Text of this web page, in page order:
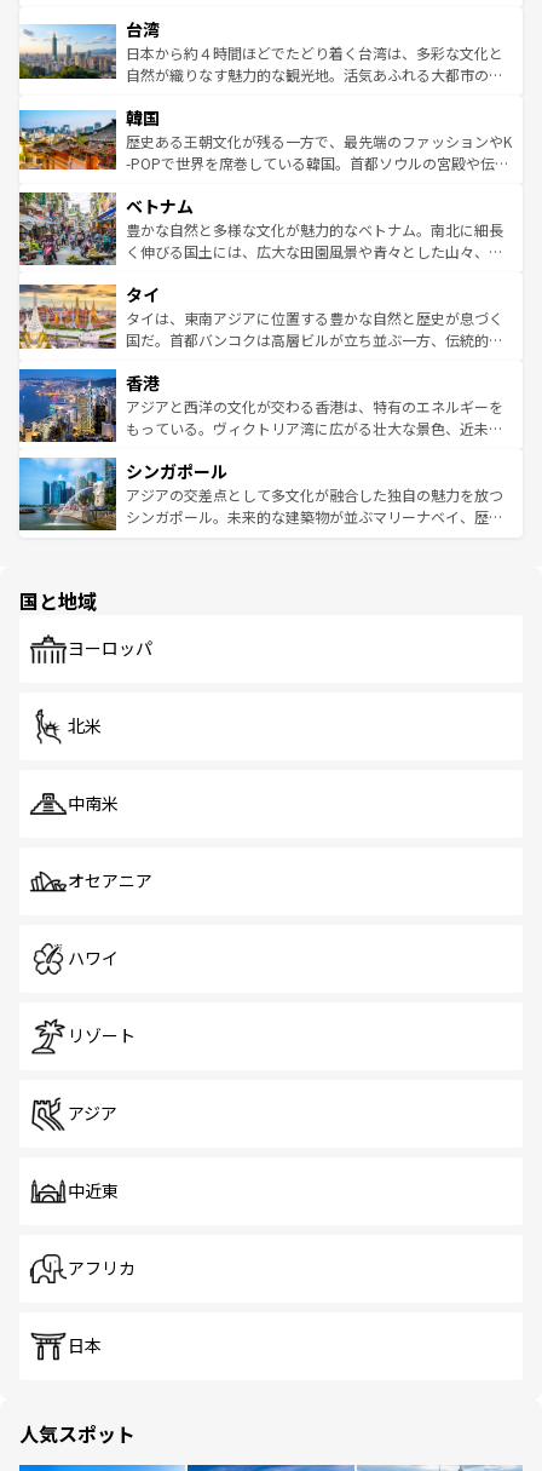
情報は
人々、おいしいローカルフードやハワイアンミュージッ
ク、伝統的なフラダンスなど、すべてがハワイの魅力を彩
っている。訪れるたびに新しい発見と感動が待っているハ
はコンテンツ一覧
リアリーフや大陸中央部にそびえるウルル（エアーズロッ
ク）、タスマニアの美しい原生林やケアンズの熱帯雨林な
ど、見どころがたくさん。また、カフェやワイン、オージ
いる。アクティビティも充実しており、サーフィンやダイ
ビング、ハイキングなど、アウトドア好きにはたまらな
い。オーストラリアの多彩な魅力を存分に味わいつくそ
参照してほしい。
台湾
日本から約４時間ほどでたどり着く台湾は、多彩な文化と
自然が織りなす魅力的な観光地。活気あふれる大都市の台
ン）、静ひつな山岳地帯である台湾東部など、都市の喧騒
と山間の静けさが共存しており、訪れる人に新しい発見と
驚きをもたらしてくれる。また、奥深い台湾の食文化も魅
容にもいいと評判のスイーツなど、バラエティ豊かな料理
が味わえる。 なお、新着の台湾情報は コンテンツ一覧を参
照してほしい。
韓国
歴史ある王朝文化が残る一方で、最先端のファッションやK
-POPで世界を席巻している韓国。首都ソウルの宮殿や伝統
き、地方に足を延ばせば四季折々の自然美を楽しむことが
できる。そして、キムチや焼肉、絶品のストリートフード
まで、さまざまな韓国料理が待っている。夜には、韓国な
リティに包まれながら、韓国の多彩な魅力を心ゆくまで味
わってみてほしい。 なお、新着の韓国情報はコンテンツ一
覧を参照してほしい。
ベトナム
豊かな自然と多様な文化が魅力的なベトナム。南北に細長
く伸びる国土には、広大な田園風景や青々とした山々、世
急速な発展と共に伝統が息づく。ハノイの古い町並みやホ
ーチミン市のフランス統治時代の建物も、独特の雰囲気を
醸し出している。また、バラエティの豊かさとおいしさで
とつ。フォーやバインミー、ベトナムコーヒーなどは、ぜ
ひ現地で味わいたい。どの地域を訪れてもあたたかい人々
が旅行者を迎えてくれるので、きっと忘れられない旅にな
参照してほしい。
タイ
タイは、東南アジアに位置する豊かな自然と歴史が息づく
国だ。首都バンコクは高層ビルが立ち並ぶ一方、伝統的な
の活気が交差している。北部ではチェンマイなどの山岳地
帯で自然と触れ合い、南部ではプーケットやクラビの美し
いビーチでリゾート気分を楽しむことができる。タイ料理
激する。気候は一年中温暖で、どの季節にも異なる楽しみ
が待っている。親しみやすいタイの人々、仏教を中心とし
た文化、そして多様な観光資源が、訪れる旅人を魅了し続
香港
アジアと西洋の文化が交わる香港は、特有のエネルギーを
もっている。ヴィクトリア湾に広がる壮大な景色、近未来
み、どこを訪れても感動するはず。観光スポットが密集し
ており、効率よく見どころを回れるのも魅力。息をのむよ
うな絶景から文化的な体験まで、香港を存分に楽しみ尽く
シンガポール
アジアの交差点として多文化が融合した独自の魅力を放つ
シンガポール。未来的な建築物が並ぶマリーナベイ、歴史
で、ホーカーズは地元の風情を楽しめる外せないスポット
国と地域
ヨーロッパ
北米
中南米
オセアニア
ハワイ
リゾート
アジア
中近東
アフリカ
日本
人気スポット